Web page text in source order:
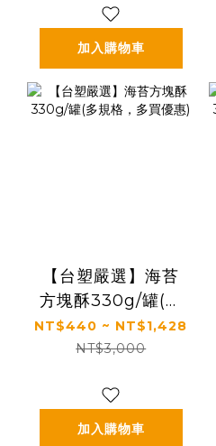
加入購物車
【台塑嚴選】海苔
方塊酥330g/罐(多
規格，多買優惠)
NT$440 ~ NT$1,428
NT$3,000
加入購物車